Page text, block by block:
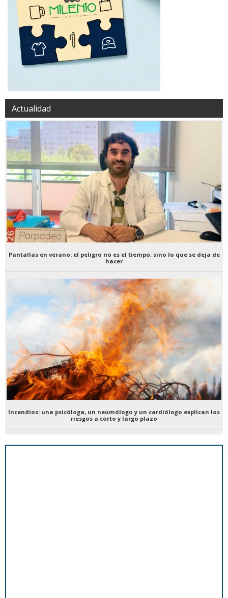
Actualidad
Pantallas en verano: el peligro no es el tiempo, sino lo que se deja de
hacer
Incendios: una psicóloga, un neumólogo y un cardiólogo explican los
riesgos a corto y largo plazo